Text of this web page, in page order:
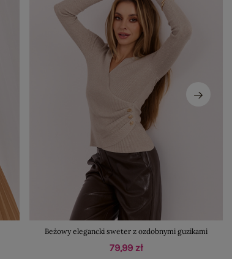
Beżowy elegancki sweter z ozdobnymi guzikami
79,99 zł